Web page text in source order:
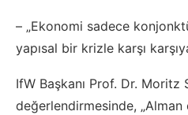
– „Ekonomi sadece
yapısal bir krizle karşı
IfW Başkanı Prof. Dr.
değerlendirmesinde,